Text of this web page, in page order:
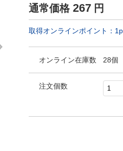
通常価格 267 円
取得オンラインポイント： 1
オンライン在庫数 28個
注文個数